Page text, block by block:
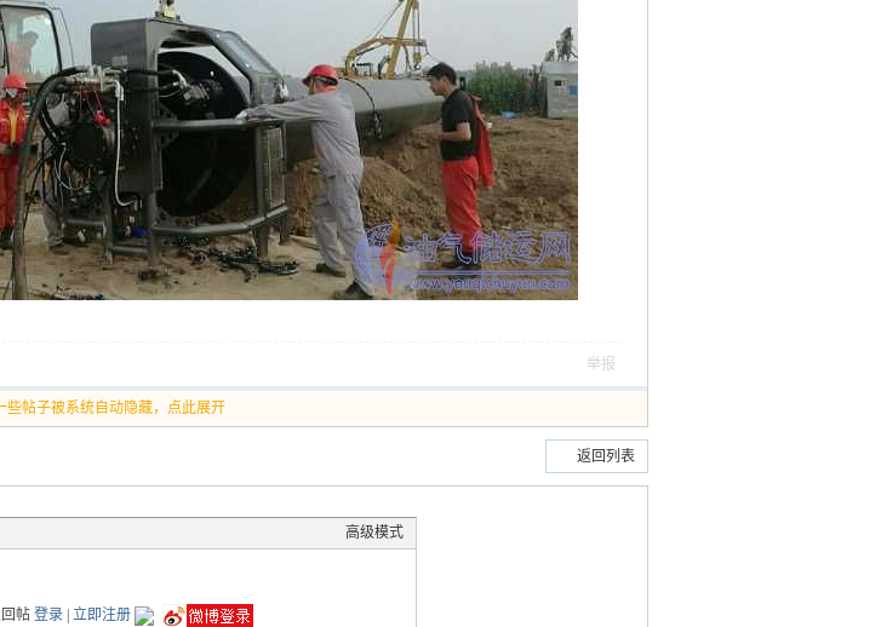
举报
些帖子被系统自动隐藏，点此展开
返回列表
高级模式
帖 登录| 立即注册